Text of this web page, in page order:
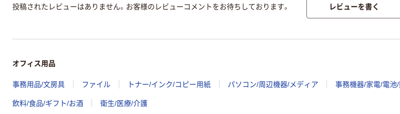
投稿されたレビューはありません。お客様のレビューコメントをお待ちしております。 レビューを書く
オフィス用品
事務用品/文房具 ファイル トナー/インク/コピー用紙 パソコン/周辺機器/メディア 事務機器/家電/電池/
飲料/食品/ギフト/お酒 衛生/医療/介護